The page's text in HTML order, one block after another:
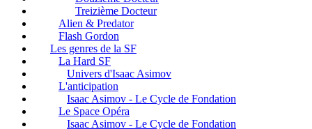
Treizième Docteur
Alien & Predator
Flash Gordon
Les genres de la SF
La Hard SF
Univers d'Isaac Asimov
L'anticipation
Isaac Asimov - Le Cycle de Fondation
Le Space Opéra
Isaac Asimov - Le Cycle de Fondation